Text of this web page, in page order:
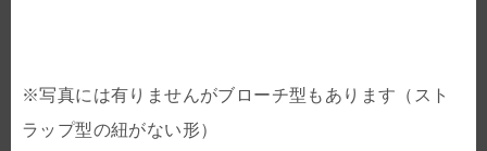
※写真には有りませんがブローチ型もあります（スト
ラップ型の紐がない形）